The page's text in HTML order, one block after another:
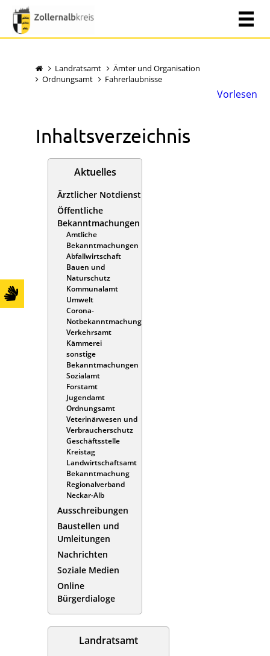
Landratsamt
Ämter und Organisation
Ordnungsamt
Fahrerlaubnisse
Vorlesen
Inhaltsverzeichnis
Aktuelles
Ärztlicher Notdienst
Öffentliche
Bekanntmachungen
Amtliche
Bekanntmachungen
Abfallwirtschaft
Bauen und
Naturschutz
Kommunalamt
Umwelt
Corona-
Notbekanntmachung
Verkehrsamt
Kämmerei
sonstige
Bekanntmachungen
Sozialamt
Forstamt
Jugendamt
Ordnungsamt
Veterinärwesen und
Verbraucherschutz
Geschäftsstelle
Kreistag
Landwirtschaftsamt
Bekanntmachung
Regionalverband
Neckar-Alb
Ausschreibungen
Baustellen und
Umleitungen
Nachrichten
Soziale Medien
Online
Bürgerdialoge
Landratsamt